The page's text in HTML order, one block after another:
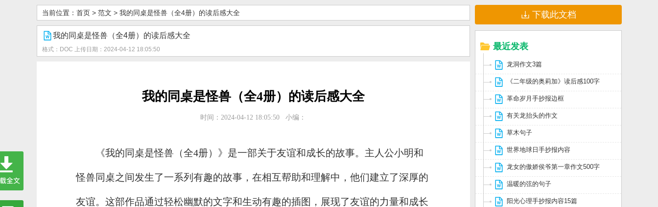
当前位置： 首页> 范文 > 我的同桌是怪兽（全4册）的读后感大全
我的同桌是怪兽（全4册）的读后感大全
格式：DOC 上传日期：2024-04-12 18:05:50
我的同桌是怪兽（全4册）的读后感大全
时间：2024-04-12 18:05:50 小编：
《我的同桌是怪兽（全4册）》是一部关于友谊和成长的故事。主人公小明和
怪兽同桌之间发生了一系列有趣的故事，在相互帮助和理解中，他们建立了深厚的
友谊。这部作品通过轻松幽默的文字和生动有趣的插图，展现了友谊的力量和成长
下载此文档
最近发表
龙洞作文3篇
《二年级的奥莉加》读后感100字
革命岁月手抄报边框
有关龙抬头的作文
草木句子
世界地球日手抄报内容
龙女的傲娇侯爷第一章作文500字
温暖的弦的句子
阳光心理手抄报内容15篇